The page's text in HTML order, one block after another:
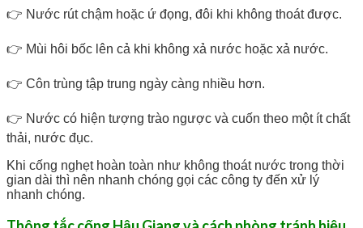
👉 Nước rút chậm hoặc ứ đọng, đôi khi không thoát được.
👉 Mùi hôi bốc lên cả khi không xả nước hoặc xả nước.
👉 Côn trùng tập trung ngày càng nhiều hơn.
👉 Nước có hiện tượng trào ngược và cuốn theo một ít chất
thải, nước đục.
Khi cống nghẹt hoàn toàn như không thoát nước trong thời
gian dài thì nên nhanh chóng gọi các công ty đến xử lý
nhanh chóng.